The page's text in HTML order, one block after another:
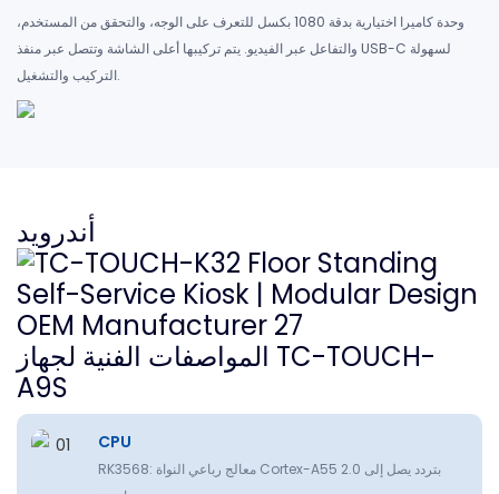
وحدة كاميرا اختيارية بدقة 1080 بكسل للتعرف على الوجه، والتحقق من المستخدم،
والتفاعل عبر الفيديو. يتم تركيبها أعلى الشاشة وتتصل عبر منفذ USB-C لسهولة
التركيب والتشغيل.
أندرويد
المواصفات الفنية لجهاز TC-TOUCH-
A9S
CPU
RK3568: معالج رباعي النواة Cortex-A55 بتردد يصل إلى 2.0